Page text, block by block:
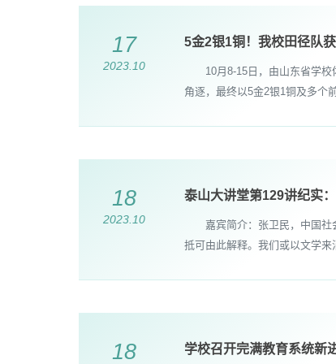
17
2023.10
5金2银1铜！我校田径队
10月8-15日，由山东省学校
角逐，最终以5金2银1铜及多个
18
2023.10
泰山大讲堂第129讲纪实
嘉宾简介：张卫民，中国社会
抵可由此解释。我们或以文学
18 学校召开完满教育系统新